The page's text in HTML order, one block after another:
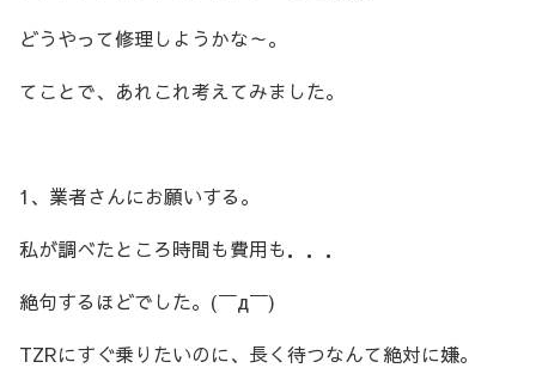
どうやって修理しようかな～。
てことで、あれこれ考えてみました。
1、業者さんにお願いする。
私が調べたところ時間も費用も．．．
絶句するほどでした。(￣д￣)
TZRにすぐ乗りたいのに、長く待つなんて絶対に嫌。